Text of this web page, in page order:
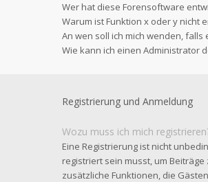
Wer hat diese Forensoftware
Warum ist Funktion x oder y nicht
An wen soll ich mich wenden,
Wie kann ich einen Administrator
Registrierung und Anmeldung
Wozu muss ich mich
Eine Registrierung ist nicht
registriert sein musst, um
zusätzliche Funktionen, die